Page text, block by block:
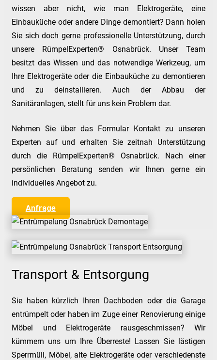
wissen aber nicht, wie man Elektrogeräte, eine
Einbauküche oder andere Dinge demontiert? Dann holen
Sie sich doch gerne professionelle Unterstützung, durch
unsere RümpelExperten® Osnabrück. Unser Team
besitzt das Wissen und das notwendige Werkzeug, um
Ihre Elektrogeräte oder die Einbauküche zu demontieren
und zu deinstallieren. Auch der Abbau der
Sanitäranlagen, stellt für uns kein Problem dar.
Nehmen Sie über das Formular Kontakt zu unseren
Experten auf und erhalten Sie zeitnah Unterstützung
durch die RümpelExperten® Osnabrück. Nach einer
persönlichen Beratung senden wir Ihnen gerne ein
individuelles Angebot zu.
Anfrage
Transport & Entsorgung
Sie haben kürzlich Ihren Dachboden oder die Garage
entrümpelt oder haben im Zuge einer Renovierung einige
Möbel und Elektrogeräte rausgeschmissen? Wir
kümmern uns um Ihre Überreste! Lassen Sie lästigen
Sperrmüll, Möbel, alte Elektrogeräte oder verschiedenste